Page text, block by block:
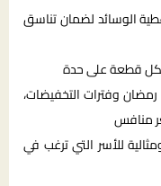
الوسائد لضمان تناسق
قطعة على حدة
رمضان وفترات التخفيضات،
منافس
للأسر التي ترغب في